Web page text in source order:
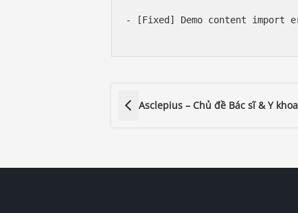
- [Fixed] Demo content import
Asclepius – Chủ đề Bác sĩ & Y khoa